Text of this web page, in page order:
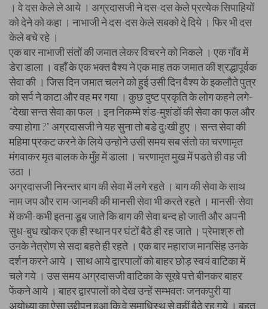
। वे दस केले ले आये । अग्रदासजी ने दस-दस केले प्रत्येक सिपाहियों
को देने को कहा । नाभाजी ने दस-दस केले सबको दे दिये । फिर भी दस
केले बचे रहे ।
एक बार नाभाजी संतों की जमात लेकर विचरने को निकले । एक गाँव में
डेरा डाला । वहाँ के एक भक्त वैश्य ने एक माह तक जमात की श्रद्धापूर्वक
सेवा की । जिस दिन जमात चलने को हुई उसी दिन वैश्य के इकलौते पुत्र
को सर्प ने काटा और वह मर गया । कुछ दुष्ट प्रकृति के लोग कहने लगे-
”देखा सन्त सेवा का फल । इन निकम्मे शंड-मुशंडों की सेवा का फल और
क्या होगा ?” अग्रदासजी ने यह सुना तो बडे दुःखी हुए । सन्त सेवा की
महिमा प्रकट करने के लिये उन्होने उसी समय सब संतो का चरणामृत
मंगवाकर मृत बालक के मुँह में डाला । चरणामृत मुख में पडते ही वह जी
उठा ।
अग्रदासजी निरन्तर बाग की सेवा में लगे रहते । बाग की सेवा के साथ
नाम जप और राम-जानकी की मानसी सेवा भी करते रहते । मानसी-सेवा
में कभी-कभी इतना डूब जाते कि बाग की सेवा बन्द हो जाती और अपनी
सुध-बुध खोकर एक ही स्थान पर घंटों बैठे ही रह जाते । प्रेमाश्रु तो
उनके नेत्रोण से सदा बहते ही रहते । एक बार महाराज मानसिंह उनके
दर्शन करने आये । साथ आये द्वारपालों को बाहर छोड़ स्वयं वाटिका में
चले गये । उस समय अग्रदासजी वाटिका के सूखे पत्ते बीनकर बाहर
फेंकने आये । बाहर द्वारपालों को देख उन्हें सम्भवतः जनकपुरी या
अयोध्या का ऐसा उद्दीपन हुआ कि वे समाधिस्थ से वहीं बैठे रह गये । बहुत